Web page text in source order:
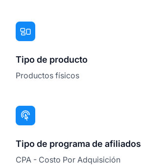
Tipo de producto
Productos físicos
Tipo de programa de afiliados
CPA - Costo Por Adquisición